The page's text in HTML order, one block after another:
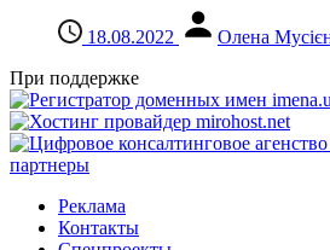
18.08.2022
Олена
При поддержке
Реклама
Контакты